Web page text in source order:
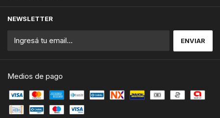
NEWSLETTER
Medios de pago